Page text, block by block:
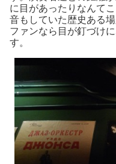
に目があったりなんて
音もしていた歴史ある
ファンなら目が釘づけ
す。